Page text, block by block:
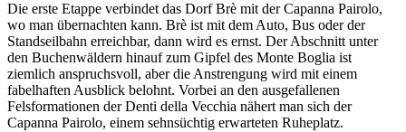
Die erste Etappe verbindet das Dorf Brè mit der Capanna Pairolo,
wo man übernachten kann. Brè ist mit dem Auto, Bus oder der
Standseilbahn erreichbar, dann wird es ernst. Der Abschnitt unter
den Buchenwäldern hinauf zum Gipfel des Monte Boglia ist
ziemlich anspruchsvoll, aber die Anstrengung wird mit einem
fabelhaften Ausblick belohnt. Vorbei an den ausgefallenen
Felsformationen der Denti della Vecchia nähert man sich der
Capanna Pairolo, einem sehnsüchtig erwarteten Ruheplatz.